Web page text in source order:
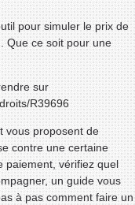
pour simuler le prix de
Que ce soit pour une
sur
R39696
vous proposent de
contre une certaine
paiement, vérifiez quel
un guide vous
à pas comment faire un